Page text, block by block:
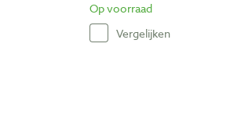
Op voorraad
Vergelijken